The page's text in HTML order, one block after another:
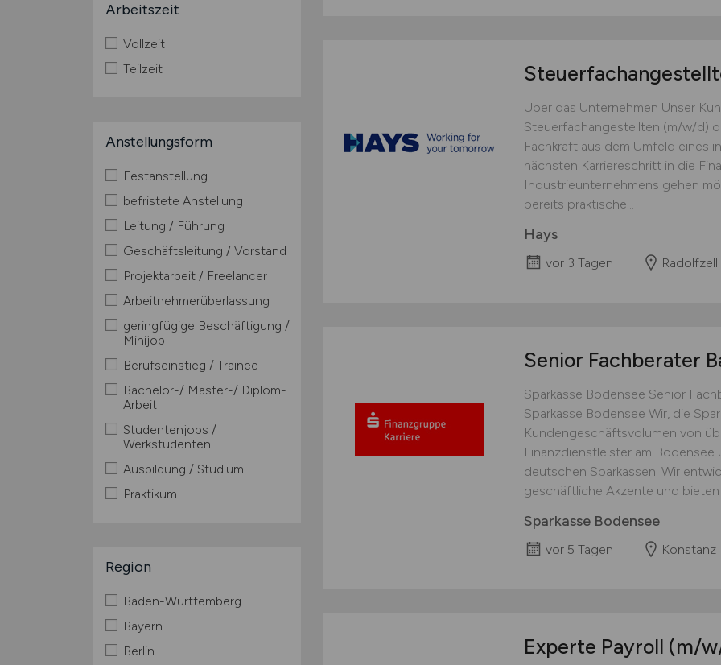
Arbeitszeit
Vollzeit
Teilzeit
Anstellungsform
Festanstellung
befristete Anstellung
Leitung / Führung
Geschäftsleitung / Vorstand
Projektarbeit / Freelancer
Arbeitnehmerüberlassung
geringfügige Beschäftigung /
Minijob
Berufseinstieg / Trainee
Bachelor-/ Master-/ Diplom-
Arbeit
Studentenjobs /
Werkstudenten
Ausbildung / Studium
Praktikum
Region
Baden-Württemberg
Bayern
Berlin
Über das Unternehmen Unser
Steuerfachangestellten (m/w/d)
Fachkraft aus dem Umfeld eines
nächsten Karriereschritt in die
Industrieunternehmens gehen
bereits praktische...
Hays
vor 3 Tagen Radolfzell
Senior Fachberater
Sparkasse Bodensee Senior
Sparkasse Bodensee Wir, die
Kundengeschäftsvolumen von
Finanzdienstleister am
deutschen Sparkassen. Wir
geschäftliche Akzente und bieten
Sparkasse Bodensee
vor 5 Tagen Konstanz
Experte Payroll (m/